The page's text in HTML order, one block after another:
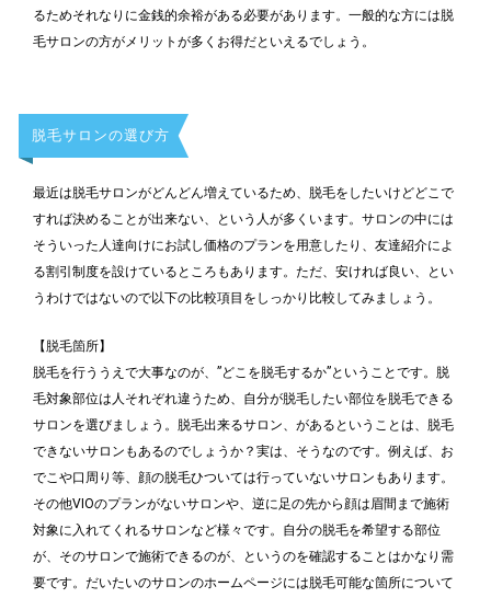
るためそれなりに金銭的余裕がある必要があります。一般的な方には脱
毛サロンの方がメリットが多くお得だといえるでしょう。
脱毛サロンの選び方
最近は脱毛サロンがどんどん増えているため、脱毛をしたいけどどこで
すれば決めることが出来ない、という人が多くいます。サロンの中には
そういった人達向けにお試し価格のプランを用意したり、友達紹介によ
る割引制度を設けているところもあります。ただ、安ければ良い、とい
うわけではないので以下の比較項目をしっかり比較してみましょう。
【脱毛箇所】
脱毛を行ううえで大事なのが、”どこを脱毛するか”ということです。脱
毛対象部位は人それぞれ違うため、自分が脱毛したい部位を脱毛できる
サロンを選びましょう。脱毛出来るサロン、があるということは、脱毛
できないサロンもあるのでしょうか？実は、そうなのです。例えば、お
でこや口周り等、顔の脱毛ひついては行っていないサロンもあります。
その他VIOのプランがないサロンや、逆に足の先から顔は眉間まで施術
対象に入れてくれるサロンなど様々です。自分の脱毛を希望する部位
が、そのサロンで施術できるのが、というのを確認することはかなり需
要です。だいたいのサロンのホームページには脱毛可能な箇所について